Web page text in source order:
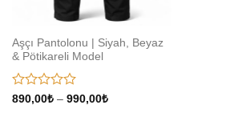
Aşçı Pantolonu | Siyah, Beyaz
& Pötikareli Model
5
890,00₺ – 990,00₺Fiyat